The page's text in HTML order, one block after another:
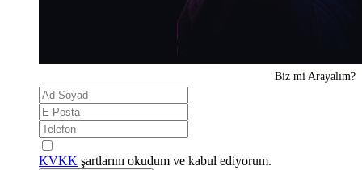
Biz mi Arayalım?
KVKK şartlarını okudum ve kabul ediyorum.